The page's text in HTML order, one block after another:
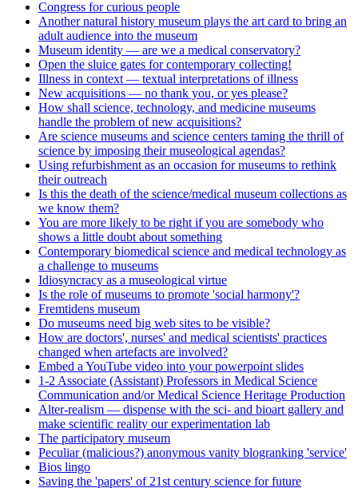
Congress for curious people
Another natural history museum plays the art card to bring an
adult audience into the museum
Museum identity — are we a medical conservatory?
Open the sluice gates for contemporary collecting!
Illness in context — textual interpretations of illness
New acquisitions — no thank you, or yes please?
How shall science, technology, and medicine museums
handle the problem of new acquisitions?
Are science museums and science centers taming the thrill of
science by imposing their museological agendas?
Using refurbishment as an occasion for museums to rethink
their outreach
Is this the death of the science/medical museum collections as
we know them?
You are more likely to be right if you are somebody who
shows a little doubt about something
Contemporary biomedical science and medical technology as
a challenge to museums
Idiosyncracy as a museological virtue
Is the role of museums to promote 'social harmony'?
Fremtidens museum
Do museums need big web sites to be visible?
How are doctors', nurses' and medical scientists' practices
changed when artefacts are involved?
Embed a YouTube video into your powerpoint slides
1-2 Associate (Assistant) Professors in Medical Science
Communication and/or Medical Science Heritage Production
Alter-realism — dispense with the sci- and bioart gallery and
make scientific reality our experimentation lab
The participatory museum
Peculiar (malicious?) anonymous vanity blogranking 'service'
Bios lingo
Saving the 'papers' of 21st century science for future